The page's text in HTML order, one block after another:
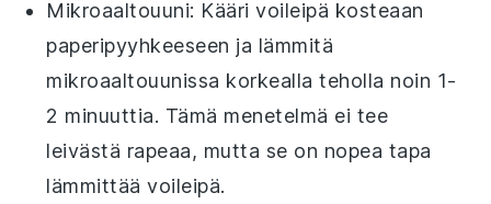
Mikroaaltouuni: Käärivoileipä kosteaan
paperipyyhkeeseen ja lämmitä
mikroaaltouunissa korkealla teholla noin 1-
2 minuuttia. Tämä menetelmä ei tee
leivästä rapeaa, mutta se on nopea tapa
lämmittäävoileipä.